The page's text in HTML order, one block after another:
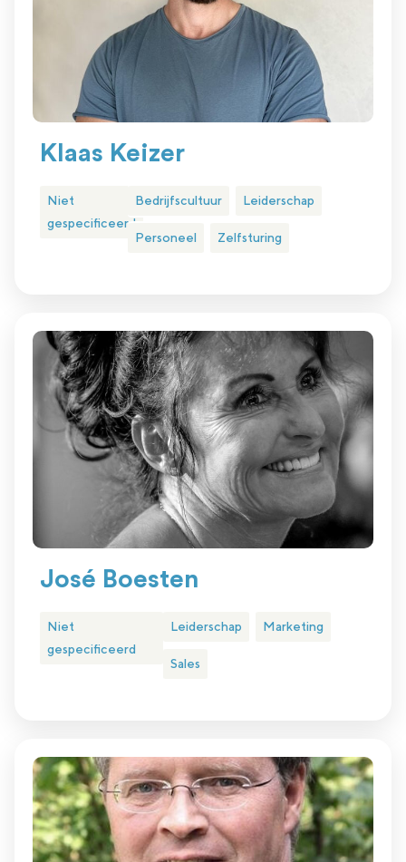
Klaas Keizer
Niet
gespecificeerd
Bedrijfscultuur Leiderschap
Personeel Zelfsturing
José Boesten
Niet
gespecificeerd
Leiderschap Marketing
Sales